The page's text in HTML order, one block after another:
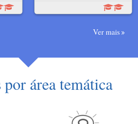
Ver mais
por área temática